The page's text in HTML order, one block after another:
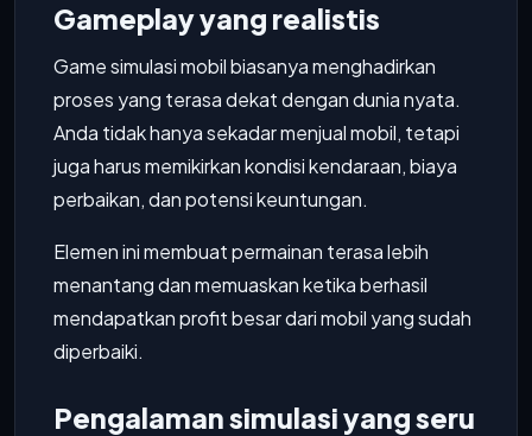
Gameplay yang realistis
Game simulasi mobil biasanya menghadirkan
proses yang terasa dekat dengan dunia nyata.
Anda tidak hanya sekadar menjual mobil, tetapi
juga harus memikirkan kondisi kendaraan, biaya
perbaikan, dan potensi keuntungan.
Elemen ini membuat permainan terasa lebih
menantang dan memuaskan ketika berhasil
mendapatkan profit besar dari mobil yang sudah
diperbaiki.
Pengalaman simulasi yang seru